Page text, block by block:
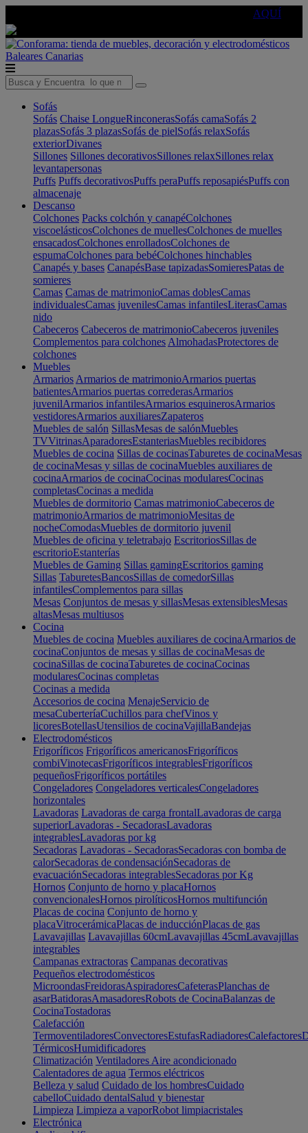
AQUÍ
Baleares Canarias
Sofás
Sofás Chaise LongueRinconerasSofás camaSofás 2
plazasSofás 3 plazasSofás de pielSofás relaxSofás
exteriorDivanes
Sillones Sillones decorativosSillones relaxSillones relax
levantapersonas
Puffs Puffs decorativosPuffs peraPuffs reposapiésPuffs con
almacenaje
Descanso
Colchones Packs colchón y canapéColchones
viscoelásticosColchones de muellesColchones de muelles
ensacadosColchones enrolladosColchones de
espumaColchones para bebéColchones hinchables
Canapés y bases CanapésBase tapizadasSomieresPatas de
somieres
Camas Camas de matrimonioCamas doblesCamas
individualesCamas juvenilesCamas infantilesLiterasCamas
nido
Cabeceros Cabeceros de matrimonioCabeceros juveniles
Complementos para colchones AlmohadasProtectores de
colchones
Muebles
Armarios Armarios de matrimonioArmarios puertas
batientesArmarios puertas correderasArmarios
juvenilArmarios infantilesArmarios esquinerosArmarios
vestidoresArmarios auxiliaresZapateros
Muebles de salón SillasMesas de salónMuebles
TVVitrinasAparadoresEstanteriasMuebles recibidores
Muebles de cocina Sillas de cocinasTaburetes de cocinaMesas
de cocinaMesas y sillas de cocinaMuebles auxiliares de
cocinaArmarios de cocinaCocinas modularesCocinas
completasCocinas a medida
Muebles de dormitorio Camas matrimonioCabeceros de
matrimonioArmarios de matrimonioMesitas de
nocheComodasMuebles de dormitorio juvenil
Muebles de oficina y teletrabajo EscritoriosSillas de
escritorioEstanterías
Muebles de Gaming Sillas gamingEscritorios gaming
Sillas TaburetesBancosSillas de comedorSillas
infantilesComplementos para sillas
Mesas Conjuntos de mesas y sillasMesas extensiblesMesas
altasMesas multiusos
Cocina
Muebles de cocina Muebles auxiliares de cocinaArmarios de
cocinaConjuntos de mesas y sillas de cocinaMesas de
cocinaSillas de cocinaTaburetes de cocinaCocinas
modularesCocinas completas
Cocinas a medida
Accesorios de cocina MenajeServicio de
mesaCuberteríaCuchillos para chefVinos y
licoresBotellasUtensilios de cocinaVajillaBandejas
Electrodomésticos
Frigoríficos Frigoríficos americanosFrigoríficos
combiVinotecasFrigoríficos integrablesFrigoríficos
pequeñosFrigoríficos portátiles
Congeladores Congeladores verticalesCongeladores
horizontales
Lavadoras Lavadoras de carga frontalLavadoras de carga
superiorLavadoras - SecadorasLavadoras
integrablesLavadoras por kg
Secadoras Lavadoras - SecadorasSecadoras con bomba de
calorSecadoras de condensaciónSecadoras de
evacuaciónSecadoras integrablesSecadoras por Kg
Hornos Conjunto de horno y placaHornos
convencionalesHornos pirolíticosHornos multifunción
Placas de cocina Conjunto de horno y
placaVitrocerámicaPlacas de inducciónPlacas de gas
Lavavajillas Lavavajillas 60cmLavavajillas 45cmLavavajillas
integrables
Campanas extractoras Campanas decorativas
Pequeños electrodomésticos
MicroondasFreidorasAspiradoresCafeterasPlanchas de
asarBatidorasAmasadoresRobots de CocinaBalanzas de
CocinaTostadoras
Calefacción
TermoventiladoresConvectoresEstufasRadiadoresCalefactores
TérmicosHumidificadores
Climatización Ventiladores Aire acondicionado
Calentadores de agua Termos eléctricos
Belleza y salud Cuidado de los hombresCuidado
cabelloCuidado dentalSalud y bienestar
Limpieza Limpieza a vaporRobot limpiacristales
Electrónica